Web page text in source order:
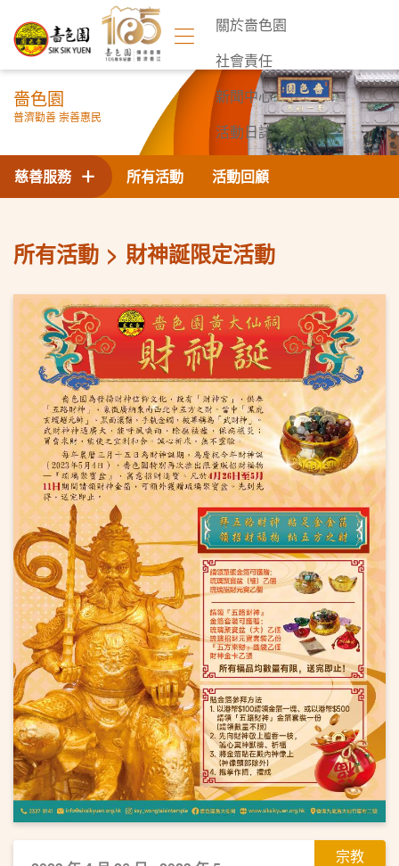
關於嗇色園
社會責任
新聞中心
活動日誌
聯絡我們
嗇色園
普濟勸善 崇善惠民
所有活動 活動回顧
慈善服務
所有活動 財神誕限定活動
宗教